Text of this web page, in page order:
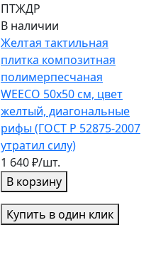
ПТЖДР
В наличии
Желтая тактильная
плитка композитная
полимерпесчаная
WEECO 50х50 см, цвет
желтый, диагональные
рифы (ГОСТ Р 52875-2007
утратил силу)
1 640 ₽/шт.
В корзину
Купить в один клик